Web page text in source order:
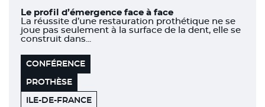
Le profil d’émergence face à face
La réussite d’une restauration prothétique ne se
joue pas seulement à la surface de la dent, elle se
construit dans...
CONFÉRENCE
PROTHÈSE
ILE-DE-FRANCE